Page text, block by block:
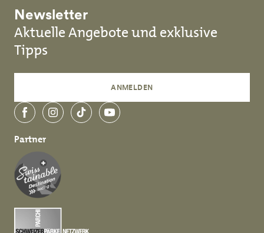
Newsletter
Aktuelle Angebote und exklusive
Tipps
ANMELDEN
FacebookInstagramTikTokYouTube
Partner